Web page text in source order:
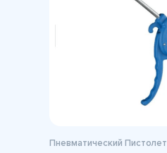
Пневматический Пистолет